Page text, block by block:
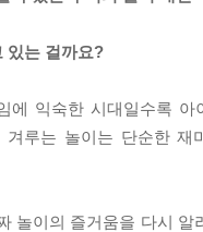
있는 걸까요?
에 익숙한 시대일수록
겨루는 놀이는 단순한
놀이의 즐거움을 다시